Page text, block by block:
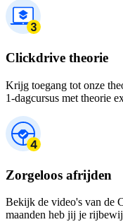
Clickdrive theorie
Krijg toegang tot onze
1-dagcursus met theorie
Zorgeloos afrijden
Bekijk de video's van de
maanden heb jij je